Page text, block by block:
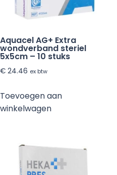
Aquacel AG+ Extra
wondverband steriel
5x5cm – 10 stuks
€ 24.46 ex btw
Toevoegen aan
winkelwagen